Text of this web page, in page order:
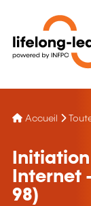
Accueil
Internet
98)